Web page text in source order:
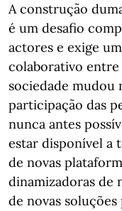
A construção
é um desafio
actores e exige
colaborativo entre
sociedade mudou
participação das
nunca antes
estar disponível a
de novas
dinamizadoras de
de novas